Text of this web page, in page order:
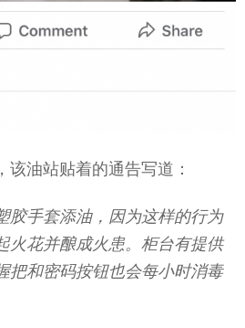
油站贴着的通告写道：
胶手套添油，因为这样的行为
火花并酿成火患。柜台有提供
把和密码按钮也会每小时消毒